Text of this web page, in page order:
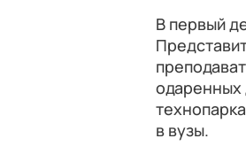
В первый
одаренных
в вузы.